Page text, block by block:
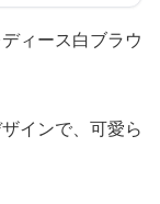
ィース白ブラウ
インで、可愛ら